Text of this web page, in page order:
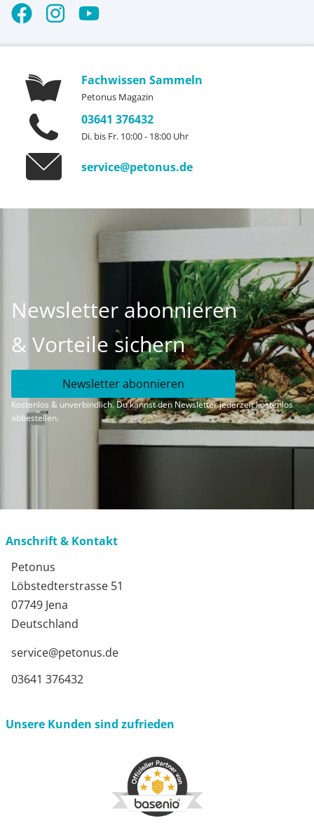
Fachwissen Sammeln
Petonus Magazin
03641 376432
Di. bis Fr. 10:00 - 18:00 Uhr
service@petonus.de
Newsletter abonnieren
& Vorteile sichern
Newsletter abonnieren
Kostenlos & unverbindlich. Du kannst den Newsletter jederzeit kostenlos
abbestellen.
Anschrift & Kontakt
Petonus
Löbstedterstrasse 51
07749 Jena
Deutschland
service@petonus.de
03641 376432
Unsere Kunden sind zufrieden